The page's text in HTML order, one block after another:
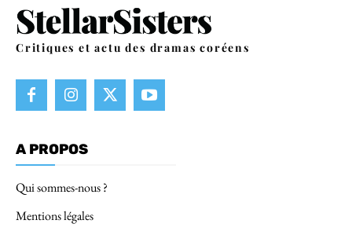
Critiques et actu des dramas coréens
A PROPOS
Qui sommes-nous ?
Mentions légales